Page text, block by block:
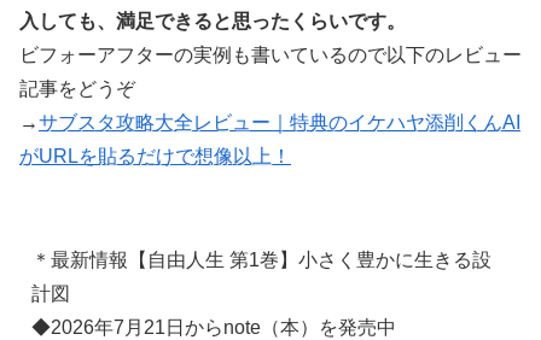
入しても、満足できると思ったくらいです。
ビフォーアフターの実例も書いているので以下のレビュー
記事をどうぞ
→サブスタ攻略大全レビュー｜特典のイケハヤ添削くんAI
がURLを貼るだけで想像以上！
＊最新情報【自由人生 第1巻】小さく豊かに生きる設
計図
◆2026年7月21日からnote（本）を発売中